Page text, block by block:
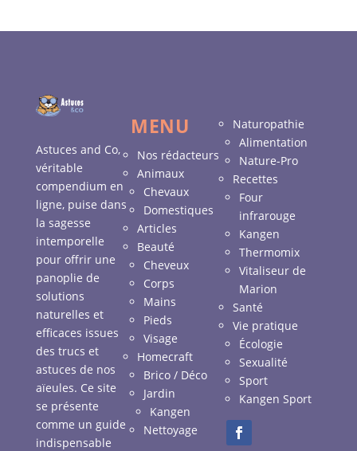
Astuces and Co,
véritable
compendium en
ligne, puise dans
la sagesse
intemporelle
pour offrir une
panoplie de
solutions
naturelles et
efficaces issues
des trucs et
astuces de nos
aïeules. Ce site
se présente
comme un guide
indispensable
MENU
Nos rédacteurs
Animaux
Chevaux
Domestiques
Articles
Beauté
Cheveux
Corps
Mains
Pieds
Visage
Homecraft
Brico / Déco
Jardin
Kangen
Nettoyage
Naturopathie
Alimentation
Nature-Pro
Recettes
Four
infrarouge
Kangen
Thermomix
Vitaliseur de
Marion
Santé
Vie pratique
Écologie
Sexualité
Sport
Kangen Sport